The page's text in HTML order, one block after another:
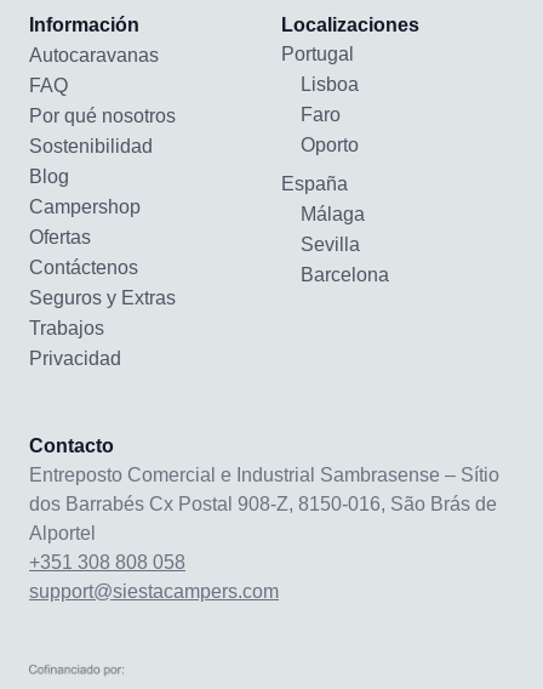
Información
Autocaravanas
FAQ
Por qué nosotros
Sostenibilidad
Blog
Campershop
Ofertas
Contáctenos
Seguros y Extras
Trabajos
Privacidad
Localizaciones
Portugal
Lisboa
Faro
Oporto
España
Málaga
Sevilla
Barcelona
Contacto
Entreposto Comercial e Industrial Sambrasense – Sítio
dos Barrabés Cx Postal 908-Z, 8150-016, São Brás de
Alportel
+351 308 808 058
support@siestacampers.com